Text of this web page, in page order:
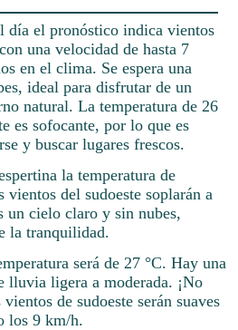
día el pronóstico indica vientos
una velocidad de hasta 7
en el clima. Se espera una
ideal para disfrutar de un
natural. La temperatura de 26
es sofocante, por lo que es
y buscar lugares frescos.
la temperatura de
del sudoeste soplarán a
un cielo claro y sin nubes,
la tranquilidad.
será de 27 °C. Hay una
lluvia ligera a moderada. ¡No
de sudoeste serán suaves
los 9 km/h.